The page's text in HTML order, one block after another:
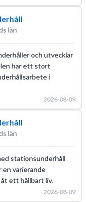
län
och utvecklar
har ett stort
i
2026-08-09
län
stationsunderhåll
varierande
ett hållbart liv.
2026-08-09